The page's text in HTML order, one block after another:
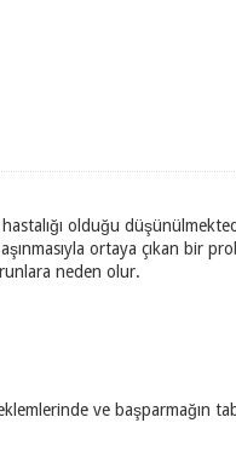
olduğu
ortaya çıkan bir
neden olur.
ve başparmağın